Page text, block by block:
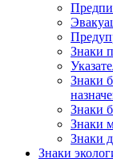
Знаки
Знаки
Знаки
Знаки
Знаки
Знаки